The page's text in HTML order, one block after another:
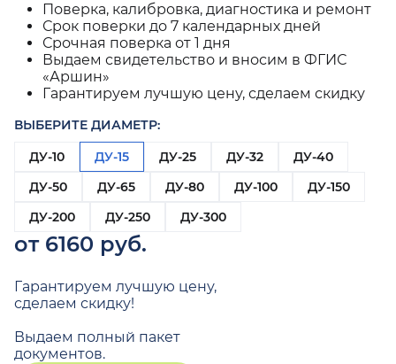
Поверка, калибровка, диагностика и ремонт
Срок поверки до 7 календарных дней
Срочная поверка от 1 дня
Выдаем свидетельство и вносим в ФГИС
«Аршин»
Гарантируем лучшую цену, сделаем скидку
ВЫБЕРИТЕ ДИАМЕТР:
ДУ-10
ДУ-15 ДУ-25 ДУ-32
ДУ-40
ДУ-50
ДУ-65 ДУ-80 ДУ-100
ДУ-150
ДУ-200
ДУ-250 ДУ-300
от 6160 руб.
Гарантируем лучшую цену,
сделаем скидку!
Выдаем полный пакет
документов.